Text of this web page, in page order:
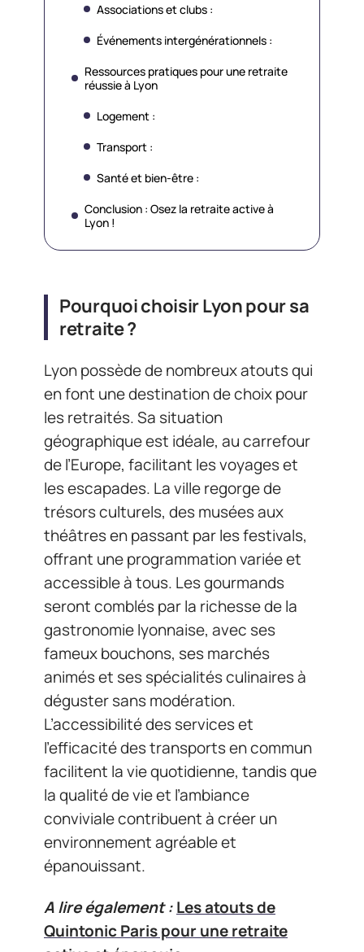
Associations et clubs :
Événements intergénérationnels :
Ressources pratiques pour une retraite
réussie à Lyon
Logement :
Transport :
Santé et bien-être :
Conclusion : Osez la retraite active à
Lyon !
Pourquoi choisir Lyon pour sa
retraite ?
Lyon possède de nombreux atouts qui
en font une destination de choix pour
les retraités. Sa situation
géographique est idéale, au carrefour
de l’Europe, facilitant les voyages et
les escapades. La ville regorge de
trésors culturels, des musées aux
théâtres en passant par les festivals,
offrant une programmation variée et
accessible à tous. Les gourmands
seront comblés par la richesse de la
gastronomie lyonnaise, avec ses
fameux bouchons, ses marchés
animés et ses spécialités culinaires à
déguster sans modération.
L’accessibilité des services et
l’efficacité des transports en commun
facilitent la vie quotidienne, tandis que
la qualité de vie et l’ambiance
conviviale contribuent à créer un
environnement agréable et
épanouissant.
A lire également :Les atouts de
Quintonic Paris pour une retraite